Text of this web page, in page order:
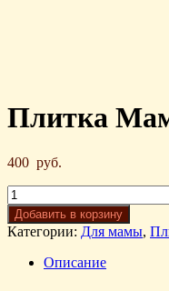
Плитка
400 руб.
Добавить в корзину
Категории: Для мамы,
Описание